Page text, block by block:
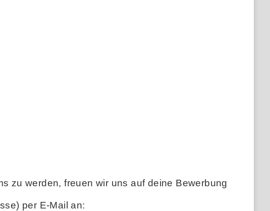
zu werden, freuen wir uns auf deine Bewerbung
per E-Mail an: